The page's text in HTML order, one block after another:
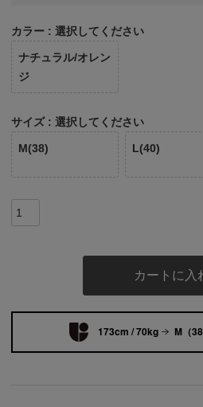
カラー 選択してください
ナチュラル/オレン
ジ
サイズ 選択してください
M(38) L(40)
カートに入
173cm / 70kg M（38